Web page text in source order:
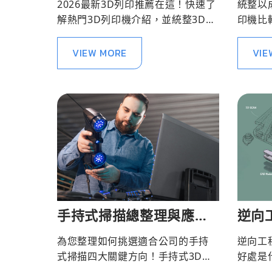
2026最新3D列印推薦在這！快速了
解熱門3D列印機介紹，並統整3D列
印機選購要點，讓您挑選3D印表機
一點也不難！
VIEW MORE
統整以
印機比
助您更
手持式掃描總整理與應用
介紹
為您整理如何挑選適合公司的手持
式掃描四大關鍵方向！手持式3D掃
逆向
解流
通業
逆向工
好處是